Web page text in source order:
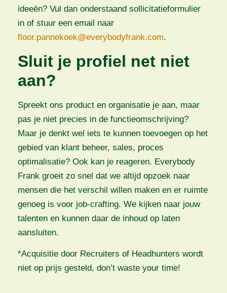
ideeën? Vul dan onderstaand sollicitatieformulier
in of stuur een email naar
floor.pannekoek@everybodyfrank.com.
Sluit je profiel net niet
aan?
Spreekt ons product en organisatie je aan, maar
pas je niet precies in de functieomschrijving?
Maar je denkt wel iets te kunnen toevoegen op het
gebied van klant beheer, sales, proces
optimalisatie? Ook kan je reageren. Everybody
Frank groeit zo snel dat we altijd opzoek naar
mensen die het verschil willen maken en er ruimte
genoeg is voor job-crafting. We kijken naar jouw
talenten en kunnen daar de inhoud op laten
aansluiten.
*Acquisitie door Recruiters of Headhunters wordt
niet op prijs gesteld, don’t waste your time!